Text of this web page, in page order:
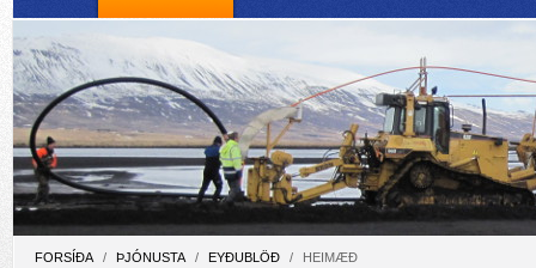
FORSÍÐA / ÞJÓNUSTA / EYÐUBLÖÐ / HEIMÆÐ